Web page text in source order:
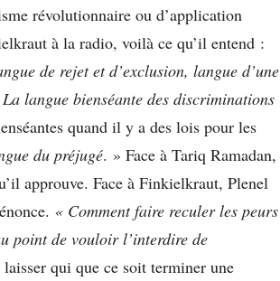
révolutionnaire ou d’application
à la radio, voilà ce qu’il entend :
de rejet et d’exclusion, langue d’une
langue bienséante des discriminations
quand il y a des lois pour les
du préjugé. » Face à Tariq Ramadan,
approuve. Face à Finkielkraut, Plenel
« Comment faire reculer les peurs
point de vouloir l’interdire de
qui que ce soit terminer une